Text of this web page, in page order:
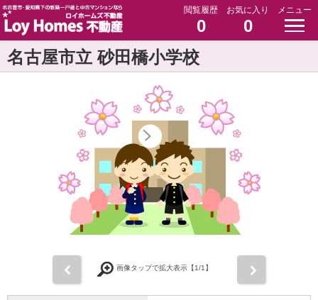
閲覧履歴
0
お気に入り
0
メニュー
名古屋市立 砂田橋小学校
画像タップで拡大表示【1/1】